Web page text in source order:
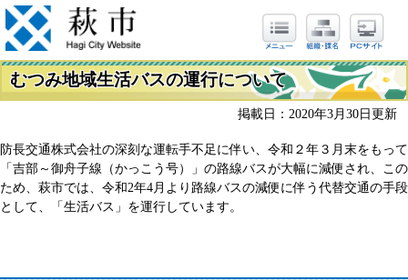
むつみ地域生活バスの運行について
掲載日：2020年3月30日更新
防長交通株式会社の深刻な運転手不足に伴い、令和２年３月末をもって
「吉部～御舟子線（かっこう号）」の路線バスが大幅に減便され、この
ため、萩市では、令和2年4月より路線バスの減便に伴う代替交通の手段
として、「生活バス」を運行しています。